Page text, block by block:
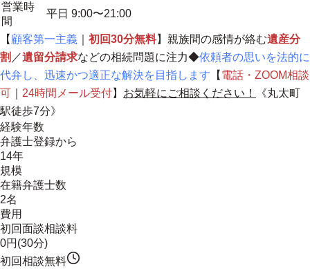
営業時
間
平日 9:00〜21:00
【 顧客第一主義 初回30分無料】親族間の感情が絡む遺産分
割 ／遺留分請求などの相続問題に注力◆依頼者の思いを法的に
代弁し、迅速かつ適正な解決を目指します 【 電話・ZOOM相談
可
24時間メール受付】 お気軽にご相談ください！
《丸太町
駅徒歩7分》
経験年数
弁護士登録から
14年
規模
在籍弁護士数
2名
費用
初回面談相談料
0円(30分)
初回相談無料